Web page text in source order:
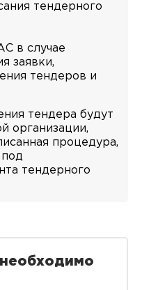
тендерного
в случае
заявки,
тендеров и
тендера будут
организации,
процедура,
тендерного